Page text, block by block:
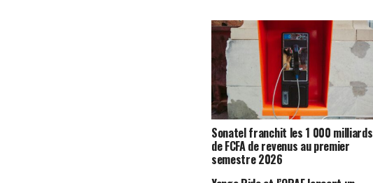
Sonatel franchit les 1 000 milliards
de FCFA de revenus au premier
semestre 2026